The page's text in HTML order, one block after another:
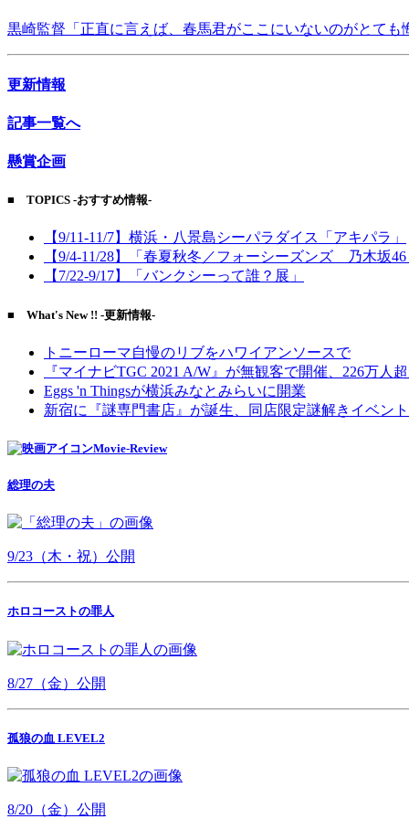
黒崎監督「正直に言えば、春馬君がここにいないのがとても
更新情報
記事一覧へ
懸賞企画
■ TOPICS -おすすめ情報-
【9/11-11/7】横浜・八景島シーパラダイス「アキパラ」
【9/4-11/28】「春夏秋冬／フォーシーズンズ 乃木坂46
【7/22-9/17】「バンクシーって誰？展」
■ What's New !! -更新情報-
トニーローマ自慢のリブをハワイアンソースで
『マイナビTGC 2021 A/W』が無観客で開催、226万人
Eggs 'n Thingsが横浜みなとみらいに開業
新宿に『謎専門書店』が誕生、同店限定謎解きイベン
Movie-Review
総理の夫
9/23（木・祝）公開
ホロコーストの罪人
8/27（金）公開
孤狼の血 LEVEL2
8/20（金）公開